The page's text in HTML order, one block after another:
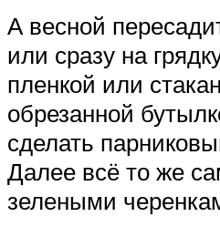
А весной
или сразу на
пленкой или
обрезанной
сделать
Далее всё то же
зелеными